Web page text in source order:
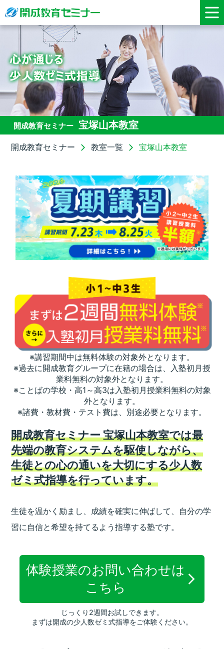
開成教育セミナー 宝塚山本教室
開成教育セミナー 教室一覧 宝塚山本教室
※講習期間中は無料体験の対象外となります。
※過去に開成教育グループに在籍の場合は、入塾初月授
業料無料の対象外となります。
※ことばの学校・高1～高3は入塾初月授業料無料の対象
外となります。
※諸費・教材費・テスト費は、別途必要となります。
開成教育セミナー 宝塚山本教室では最
先端の教育システムを駆使しながら、
生徒との心の通いを大切にする少人数
ゼミ式指導を行っています。
生徒を温かく励まし、成績を確実に伸ばして、 自分の学
習に自信と希望を持てるよう指導する塾です。
体験授業のお問い合わせは
こちら
じっくり2週間お試しできます。
まずは開成の少人数ゼミ式指導をご体験ください。